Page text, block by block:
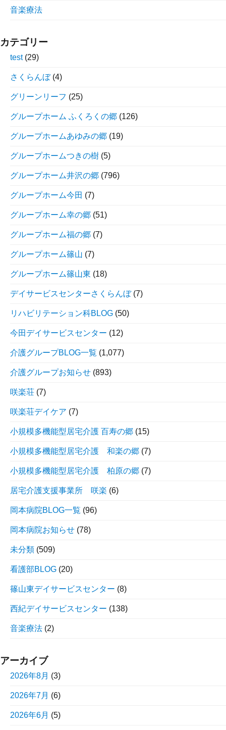
音楽療法
カテゴリー
test(29)
さくらんぼ(4)
グリーンリーフ (25)
グループホーム ふくろくの郷 (126)
グループホームあゆみの郷 (19)
グループホームつきの樹 (5)
グループホーム井沢の郷 (796)
グループホーム今田 (7)
グループホーム幸の郷 (51)
グループホーム福の郷 (7)
グループホーム篠山 (7)
グループホーム篠山東 (18)
デイサービスセンターさくらんぼ(7)
リハビリテーション科BLOG (50)
今田デイサービスセンター (12)
介護グループBLOG一覧 (1,077)
介護グループお知らせ (893)
咲楽荘 (7)
咲楽荘デイケア (7)
小規模多機能型居宅介護 百寿の郷 (15)
小規模多機能型居宅介護 和楽の郷 (7)
小規模多機能型居宅介護 柏原の郷 (7)
居宅介護支援事業所 咲楽 (6)
岡本病院BLOG一覧 (96)
岡本病院お知らせ (78)
未分類 (509)
看護部BLOG (20)
篠山東デイサービスセンター (8)
西紀デイサービスセンター (138)
音楽療法 (2)
アーカイブ
2026年8月 (3)
2026年7月 (6)
2026年6月 (5)